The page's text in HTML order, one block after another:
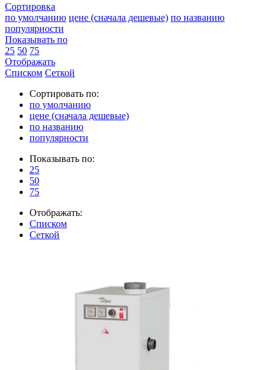
Сортировка
по умолчанию цене (сначала дешевые) по названию
популярности
Показывать по
25 50 75
Отображать
Списком Сеткой
Сортировать по:
по умолчанию
цене (сначала дешевые)
по названию
популярности
Показывать по:
25
50
75
Отображать:
Списком
Сеткой